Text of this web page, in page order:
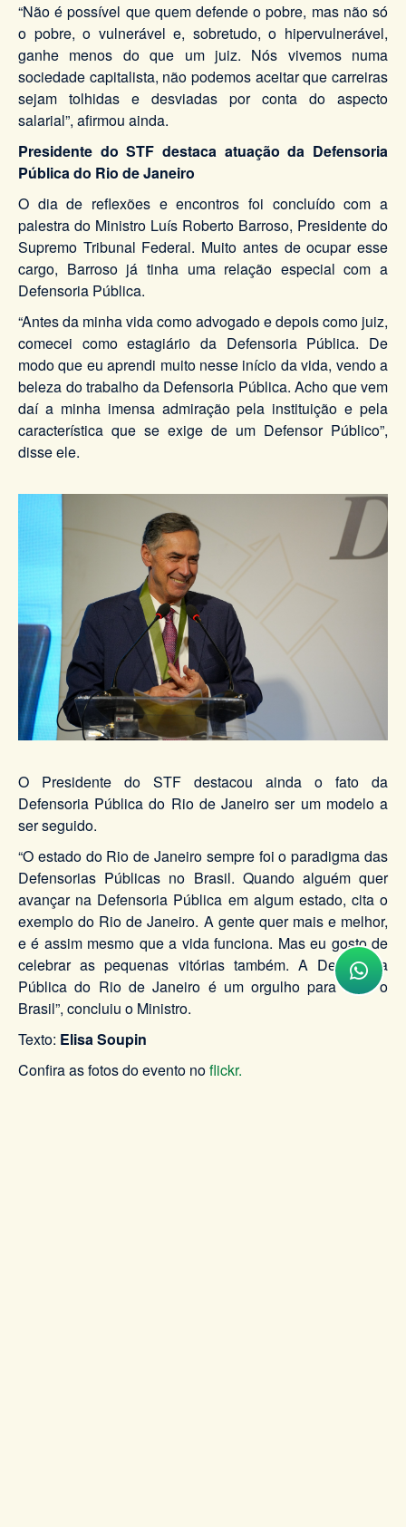
“Não é possível que quem defende o pobre, mas não só
o pobre, o vulnerável e, sobretudo, o hipervulnerável,
ganhe menos do que um juiz. Nós vivemos numa
sociedade capitalista, não podemos aceitar que carreiras
sejam tolhidas e desviadas por conta do aspecto
salarial”, afirmou ainda.
Presidente do STF destaca atuação da Defensoria
Pública do Rio de Janeiro
O dia de reflexões e encontros foi concluído com a
palestra do Ministro Luís Roberto Barroso, Presidente do
Supremo Tribunal Federal. Muito antes de ocupar esse
cargo, Barroso já tinha uma relação especial com a
Defensoria Pública.
“Antes da minha vida como advogado e depois como juiz,
comecei como estagiário da Defensoria Pública. De
modo que eu aprendi muito nesse início da vida, vendo a
beleza do trabalho da Defensoria Pública. Acho que vem
daí a minha imensa admiração pela instituição e pela
característica que se exige de um Defensor Público”,
disse ele.
O Presidente do STF destacou ainda o fato da
Defensoria Pública do Rio de Janeiro ser um modelo a
ser seguido.
“O estado do Rio de Janeiro sempre foi o paradigma das
Defensorias Públicas no Brasil. Quando alguém quer
avançar na Defensoria Pública em algum estado, cita o
exemplo do Rio de Janeiro. A gente quer mais e melhor,
e é assim mesmo que a vida funciona. Mas eu gosto de
celebrar as pequenas vitórias também. A Defensoria
Pública do Rio de Janeiro é um orgulho para todo o
Brasil”, concluiu o Ministro.
Texto: Elisa Soupin
Confira as fotos do evento noflickr.